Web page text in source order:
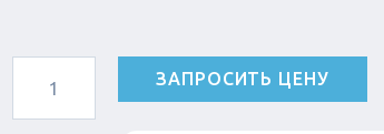
ЗАПРОСИТЬ ЦЕНУ